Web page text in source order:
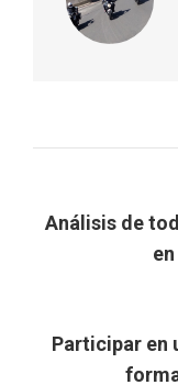
Análisis de
Participar en